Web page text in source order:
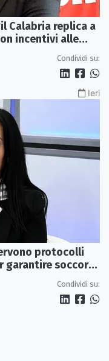
Calabria replica a
incentivi alle
Condividi su:
Ieri
protocolli
garantire soccorsi
Condividi su: